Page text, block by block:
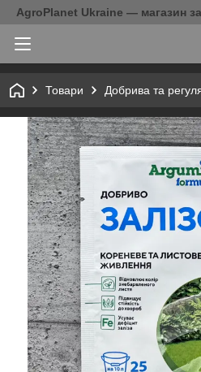
AgroPlanet Ukraine — магазин
Товари Добрива та